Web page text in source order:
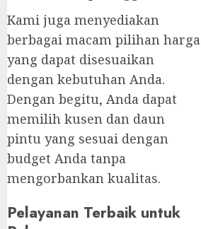
Kami juga menyediakan
berbagai macam pilihan harga
yang dapat disesuaikan
dengan kebutuhan Anda.
Dengan begitu, Anda dapat
memilih kusen dan daun
pintu yang sesuai dengan
budget Anda tanpa
mengorbankan kualitas.
Pelayanan Terbaik untuk